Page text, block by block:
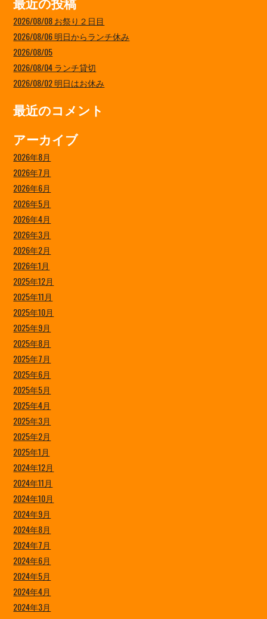
2026/08/08 お祭り２日目
2026/08/06 明日からランチ休み
2026/08/05
2026/08/04 ランチ貸切
2026/08/02 明日はお休み
最近のコメント
アーカイブ
2026年8月
2026年7月
2026年6月
2026年5月
2026年4月
2026年3月
2026年2月
2026年1月
2025年12月
2025年11月
2025年10月
2025年9月
2025年8月
2025年7月
2025年6月
2025年5月
2025年4月
2025年3月
2025年2月
2025年1月
2024年12月
2024年11月
2024年10月
2024年9月
2024年8月
2024年7月
2024年6月
2024年5月
2024年4月
2024年3月